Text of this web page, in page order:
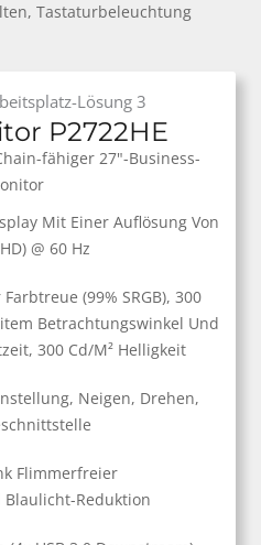
Tastaturbeleuchtung
P2722HE
fähiger 27"-Business-
Mit Einer Auflösung Von
@ 60 Hz
(99% SRGB), 300
Betrachtungswinkel Und
300 Cd/m² Helligkeit
Neigen, Drehen,
Flimmerfreier
Reduktion